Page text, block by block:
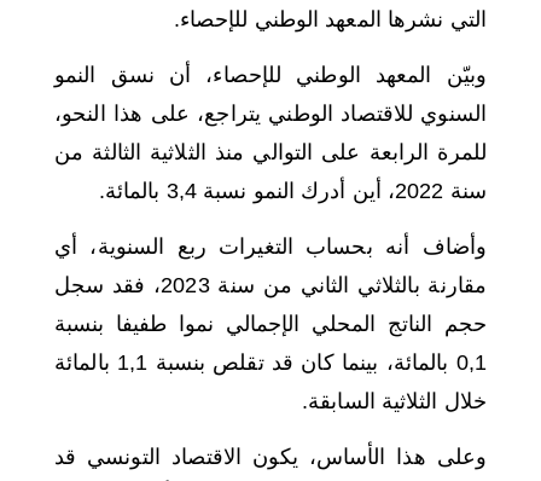
التي نشرها المعهد الوطني للإحصاء.
وبيّن المعهد الوطني للإحصاء، أن نسق النمو
السنوي للاقتصاد الوطني يتراجع، على هذا النحو،
للمرة الرابعة على التوالي منذ الثلاثية الثالثة من
سنة 2022، أين أدرك النمو نسبة 3,4 بالمائة.
وأضاف أنه بحساب التغيرات ربع السنوية، أي
مقارنة بالثلاثي الثاني من سنة 2023، فقد سجل
حجم الناتج المحلي الإجمالي نموا طفيفا بنسبة
0,1 بالمائة، بينما كان قد تقلص بنسبة 1,1 بالمائة
خلال الثلاثية السابقة.
وعلى هذا الأساس، يكون الاقتصاد التونسي قد